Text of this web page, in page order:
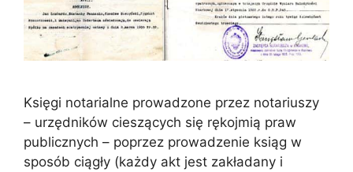
Księgi notarialne prowadzone przez notariuszy
– urzędników cieszących się rękojmią praw
publicznych – poprzez prowadzenie ksiąg w
sposób ciągły (każdy akt jest zakładany i